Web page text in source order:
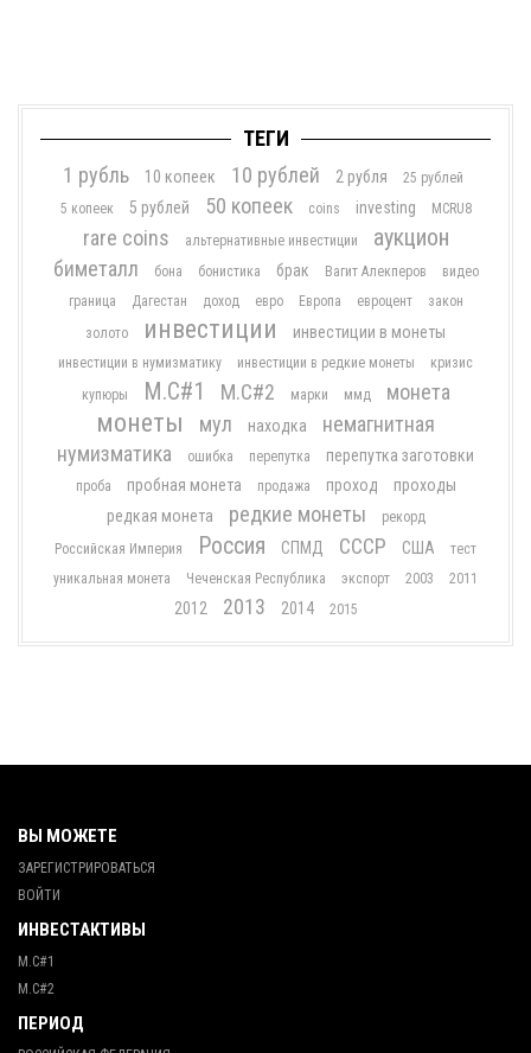
ТЕГИ
1 рубль
10 копеек 10 рублей 2 рубля
25 рублей
5 копеек
5 рублей 50 копеек coins investing MCRU8
rare coins альтернативные инвестиции аукцион
биметалл бона бонистика брак Вагит Алекперов
видео
граница
Дагестан доход евро Европа евроцент
закон
золото
инвестиции инвестиции в монеты
инвестиции в нумизматику инвестиции в редкие монеты
кризис
купюры
М.С#1 М.С#2 марки ммд монета
монеты мул находка
немагнитная
нумизматика
ошибка перепутка перепутка заготовки
проба пробная монета продажа проход
проходы
редкая монета
редкие монеты
рекорд
Российская Империя
Россия СПМД СССР США
тест
уникальная монета
Чеченская Республика экспорт 2003 2011
2012 2013 2014 2015
ВЫ МОЖЕТЕ
ЗАРЕГИСТРИРОВАТЬСЯ
ВОЙТИ
ИНВЕСТАКТИВЫ
М.С#1
М.С#2
ПЕРИОД